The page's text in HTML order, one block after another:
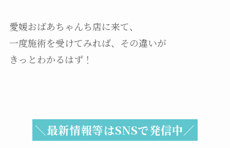
愛媛おばあちゃんち店に来て、
一度施術を受けてみれば、その違いが
きっとわかるはず！
＼最新情報等はSNSで発信中／